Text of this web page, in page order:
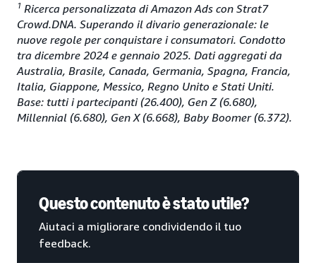
1 Ricerca personalizzata di Amazon Ads con Strat7
Crowd.DNA. Superando il divario generazionale: le
nuove regole per conquistare i consumatori. Condotto
tra dicembre 2024 e gennaio 2025. Dati aggregati da
Australia, Brasile, Canada, Germania, Spagna, Francia,
Italia, Giappone, Messico, Regno Unito e Stati Uniti.
Base: tutti i partecipanti (26.400), Gen Z (6.680),
Millennial (6.680), Gen X (6.668), Baby Boomer (6.372).
Questo contenuto è stato utile?
Aiutaci a migliorare condividendo il tuo
feedback.